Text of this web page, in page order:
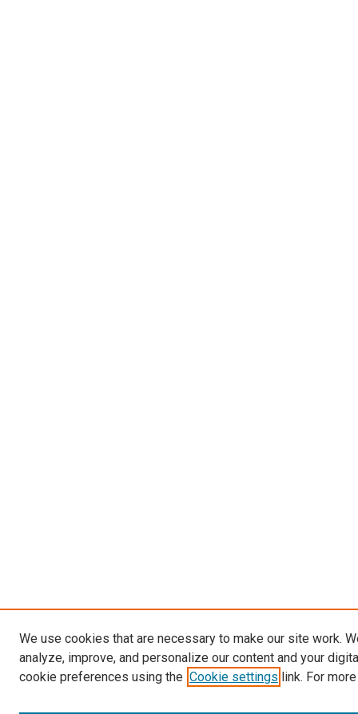
We use cookies that are necessary to make our site work.
analyze, improve, and personalize our content and your
cookie preferences using the Cookie settings link. For